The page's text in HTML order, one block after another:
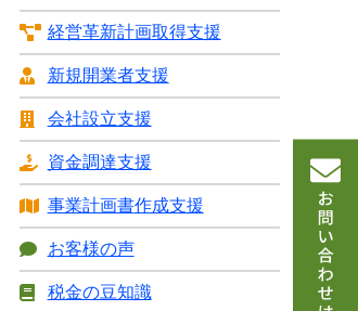
経営革新計画取得支援
新規開業者支援
会社設立支援
資金調達支援
事業計画書作成支援
お客様の声
税金の豆知識